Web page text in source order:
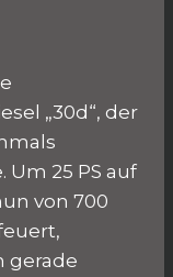
„30d“, der
25 PS auf
von 700
gerade